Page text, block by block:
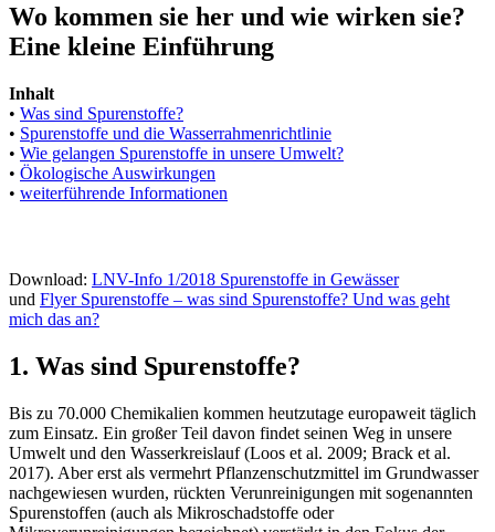
Wo kommen sie her und wie wirken sie?
Eine kleine Einführung
Inhalt
• Was sind Spurenstoffe?
• Spurenstoffe und die Wasserrahmenrichtlinie
• Wie gelangen Spurenstoffe in unsere Umwelt?
• Ökologische Auswirkungen
• weiterführende Informationen
Download: LNV-Info 1/2018 Spurenstoffe in Gewässer
und Flyer Spurenstoffe – was sind Spurenstoffe? Und was geht
mich das an?
1. Was sind Spurenstoffe?
Bis zu 70.000 Chemikalien kommen heutzutage europaweit täglich
zum Einsatz. Ein großer Teil davon findet seinen Weg in unsere
Umwelt und den Wasserkreislauf (Loos et al. 2009; Brack et al.
2017). Aber erst als vermehrt Pflanzenschutzmittel im Grundwasser
nachgewiesen wurden, rückten Verunreinigungen mit sogenannten
Spurenstoffen (auch als Mikroschadstoffe oder